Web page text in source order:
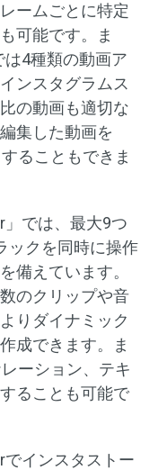
ームごとに特定
可能です。ま
は4種類の動画ア
ンスタグラムス
の動画も適切な
集した動画を
ることもできま
では、最大9つ
ックを同時に操作
備えています。
のクリップや音
りダイナミック
成できます。ま
ーション、テキ
ることも可能で
でインスタストー